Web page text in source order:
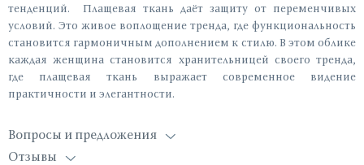
тенденций. Плащевая ткань даёт защиту от переменчивых
условий. Это живое воплощение тренда, где функциональность
становится гармоничным дополнением к стилю. В этом облике
каждая женщина становится хранительницей своего тренда,
где плащевая ткань выражает современное видение
практичности и элегантности.
Вопросы и предложения
Отзывы